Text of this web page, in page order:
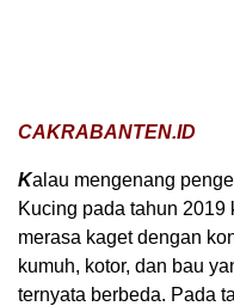
CAKRABANTEN.ID
Kalau mengenang
Kucing pada tahun
merasa kaget dengan
kumuh, kotor, dan bau
ternyata berbeda. Pada